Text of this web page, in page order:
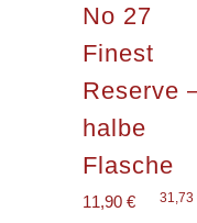
No 27
Finest
Reserve
halbe
Flasche
11,90 € 31,73